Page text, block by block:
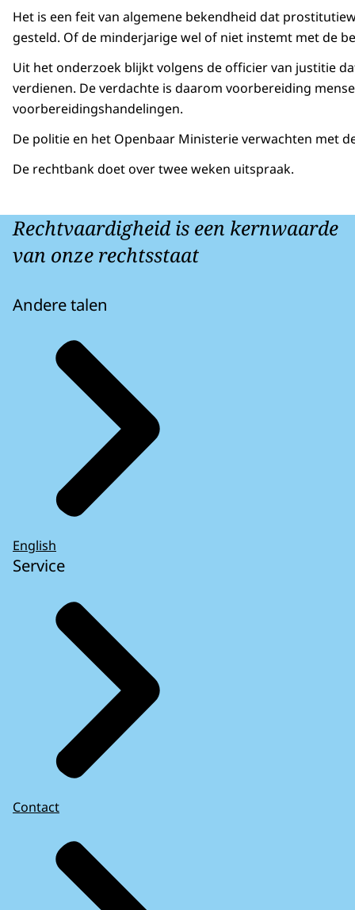
Het is een feit van algemene bekendheid dat
gesteld. Of de minderjarige wel of niet instemt met de
Uit het onderzoek blijkt volgens de officier van justitie
verdienen. De verdachte is daarom voorbereiding
voorbereidingshandelingen.
De politie en het Openbaar Ministerie verwachten met
De rechtbank doet over twee weken uitspraak.
Rechtvaardigheid is een kernwaarde
van onze rechtsstaat
Andere talen
English
Service
Contact